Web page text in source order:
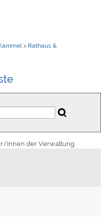
> Rathaus &
innen der Verwaltung